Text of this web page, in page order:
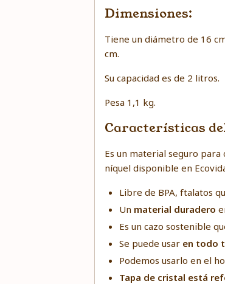
Dimensiones:
Tiene un diámetro de 16
cm.
Su capacidad es de 2 litros.
Pesa 1,1 kg.
Características
Es un material seguro para
níquel disponible en
Libre de BPA, ftalatos
Un material duradero
Es un cazo sostenible
Se puede usar en todo
Podemos usarlo en el
Tapa de cristal está